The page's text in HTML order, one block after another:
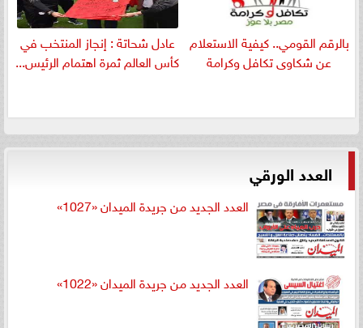
بالرقم القومي.. كيفية الاستعلام
عن شكاوى تكافل وكرامة
عادل شحاتة : إنجاز المنتخب في
كأس العالم ثمرة اهتمام الرئيس...
العدد الورقي
العدد الجديد من جريدة الميدان «1027»
العدد الجديد من جريدة الميدان «1022»